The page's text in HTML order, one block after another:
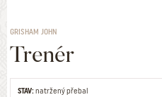
GRISHAM JOHN
Trenér
STAV:natržený přebal